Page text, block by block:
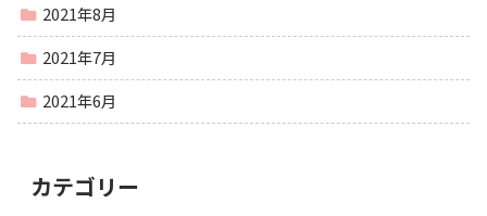
2021年8月
2021年7月
2021年6月
カテゴリー